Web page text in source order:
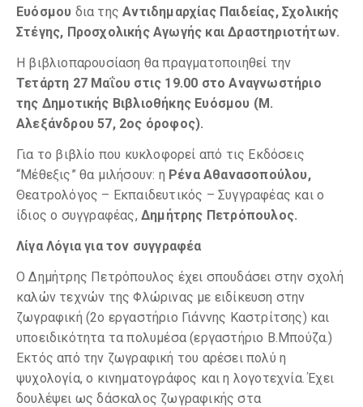
Ευόσμου δια τηςΑντιδημαρχίας Παιδείας, Σχολικής
Στέγης, Προσχολικής Αγωγής και Δραστηριοτήτων.
Η βιβλιοπαρουσίαση θα πραγματοποιηθεί την
Τετάρτη 27 Μαΐου στις 19.00 στο Αναγνωστήριο
της Δημοτικής Βιβλιοθήκης Ευόσμου (Μ.
Αλεξάνδρου 57, 2ος όροφος).
Για το βιβλίο που κυκλοφορεί από τις Εκδόσεις
“Μέθεξις” θα μιλήσουν: η Ρένα Αθανασοπούλου,
Θεατρολόγος – Εκπαιδευτικός – Συγγραφέας και ο
ίδιος ο συγγραφέας, Δημήτρης Πετρόπουλος.
Λίγα Λόγια για τον συγγραφέα
Ο Δημήτρης Πετρόπουλος έχει σπουδάσει στην σχολή
καλών τεχνών της Φλώρινας με ειδίκευση στην
ζωγραφική (2ο εργαστήριο Γιάννης Καστρίτσης) και
υποειδικότητα τα πολυμέσα (εργαστήριο Β.Μπούζα.)
Εκτός από την ζωγραφική του αρέσει πολύ η
ψυχολογία, ο κινηματογράφος και η λογοτεχνία. Έχει
δουλέψει ως δάσκαλος ζωγραφικής στα